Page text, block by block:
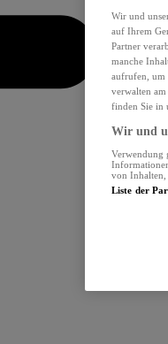
Wir und
auf Ihrem
Partner
manche
aufrufen, um
verwalten
finden Sie in
Wir und
Verwendung
von Inhalten,
Liste der